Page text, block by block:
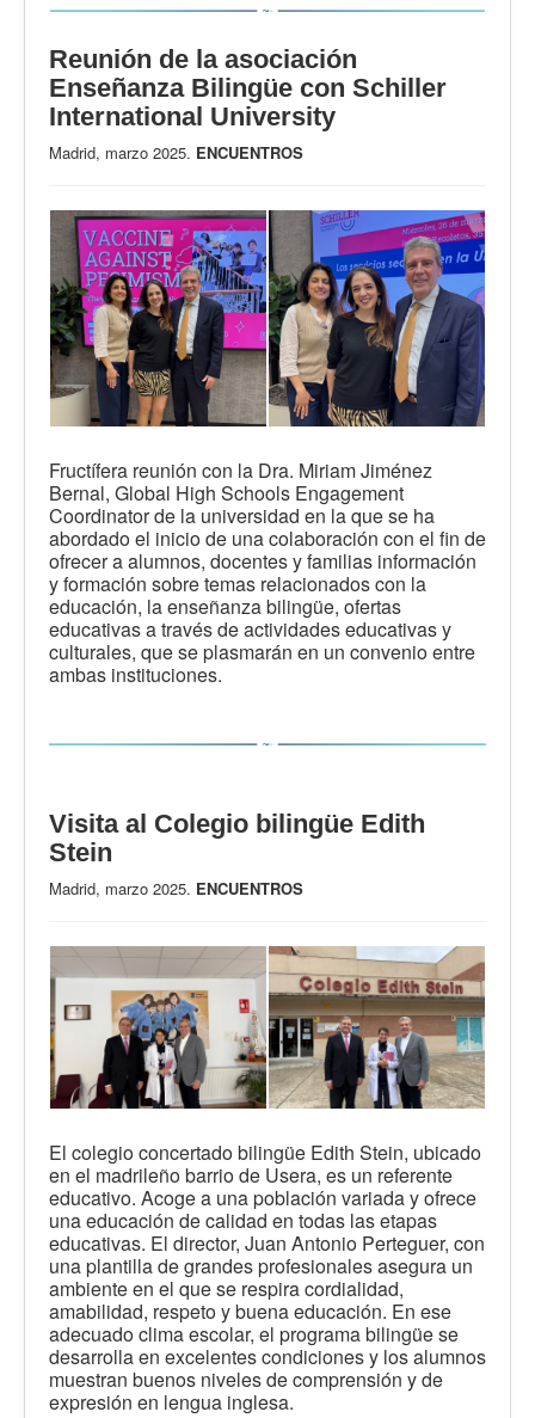
Reunión de la asociación
Enseñanza Bilingüe con Schiller
International University
Madrid, marzo 2025. ENCUENTROS
Fructífera reunión con la Dra. Miriam Jiménez
Bernal, Global High Schools Engagement
Coordinator de la universidad en la que se ha
abordado el inicio de una colaboración con el fin de
ofrecer a alumnos, docentes y familias información
y formación sobre temas relacionados con la
educación, la enseñanza bilingüe, ofertas
educativas a través de actividades educativas y
culturales, que se plasmarán en un convenio entre
ambas instituciones.
Visita al Colegio bilingüe Edith
Stein
Madrid, marzo 2025. ENCUENTROS
El colegio concertado bilingüe Edith Stein, ubicado
en el madrileño barrio de Usera, es un referente
educativo. Acoge a una población variada y ofrece
una educación de calidad en todas las etapas
educativas. El director, Juan Antonio Perteguer, con
una plantilla de grandes profesionales asegura un
ambiente en el que se respira cordialidad,
amabilidad, respeto y buena educación. En ese
adecuado clima escolar, el programa bilingüe se
desarrolla en excelentes condiciones y los alumnos
muestran buenos niveles de comprensión y de
expresión en lengua inglesa.